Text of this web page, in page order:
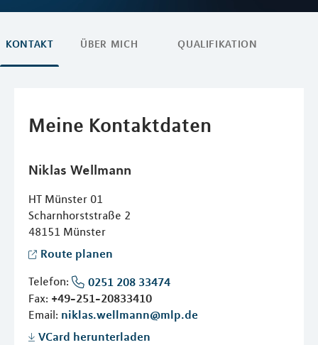
KONTAKT ÜBER MICH QUALIFIKATION
Meine Kontaktdaten
Niklas Wellmann
HT Münster 01
Scharnhorststraße 2
48151 Münster
Route planen
Telefon:
0251 208 33474
Fax: +49-251-20833410
Email: niklas.wellmann@mlp.de
VCard herunterladen